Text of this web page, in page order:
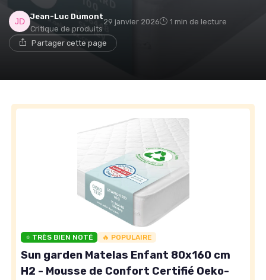
Jean-Luc Dumont
Critique de produits
29 janvier 2026 1 min de lecture
Partager cette page
⭐ TRÈS BIEN NOTÉ 🔥 POPULAIRE
Sun garden Matelas Enfant 80x160 cm
H2 - Mousse de Confort Certifié Oeko-
→ Je rejoins le club
Non merci, peut-être plus tard